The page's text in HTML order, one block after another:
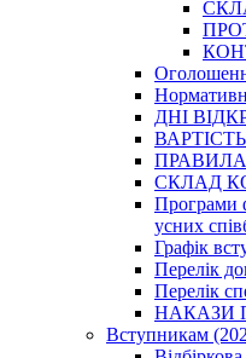
ДНІ
СКЛАД
Програми
усних
Графік
Перелік
Перелік
НАКАЗИ
Вступникам